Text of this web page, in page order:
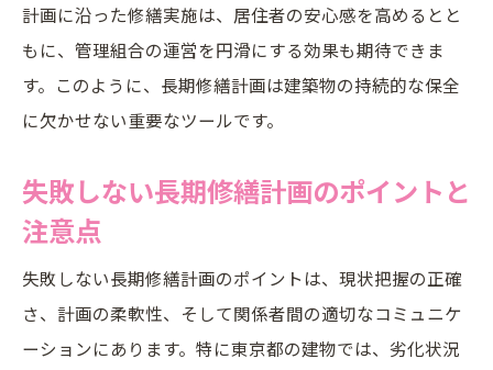
計画に沿った修繕実施は、居住者の安心感を高めるとと
もに、管理組合の運営を円滑にする効果も期待できま
す。このように、長期修繕計画は建築物の持続的な保全
に欠かせない重要なツールです。
失敗しない長期修繕計画のポイントと
注意点
失敗しない長期修繕計画のポイントは、現状把握の正確
さ、計画の柔軟性、そして関係者間の適切なコミュニケ
ーションにあります。特に東京都の建物では、劣化状況